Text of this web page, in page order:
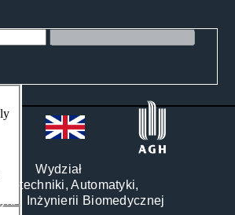
Wydział
Automatyki,
i Inżynierii Biomedycznej